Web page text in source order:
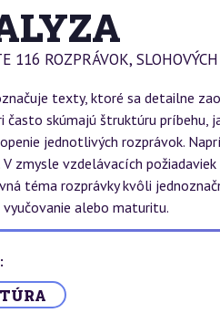
116 ROZPRÁVOK,
texty, ktoré sa detailne
často skúmajú štruktúru príbehu,
jednotlivých rozprávok.
V zmysle vzdelávacích
téma rozprávky kvôli
alebo maturitu.